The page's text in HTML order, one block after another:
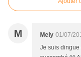
M Mely 01/07/
Je suis dingue